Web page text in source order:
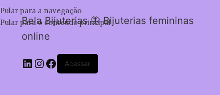
Pular para a navegação
Pular para o conteúdo principal
Bela Bijuterias 🦋 Bijuterias femininas
online
Acessar